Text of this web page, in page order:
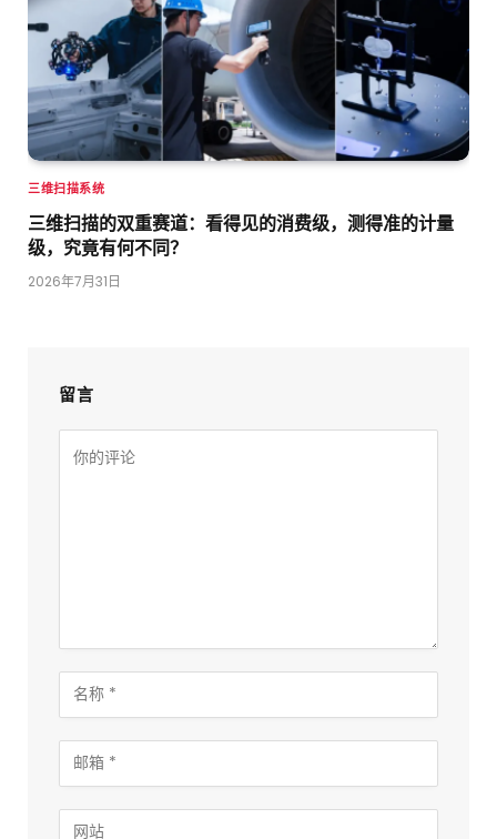
三维扫描系统
三维扫描的双重赛道：看得见的消费级，测得准的计量
级，究竟有何不同？
2026年7月31日
留言